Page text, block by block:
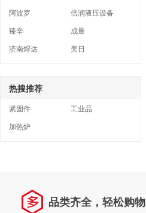
阿波罗
倍润液压设备
臻辛
成量
济南焊达
美日
热搜推荐
紧固件
工业品
加热炉
品类齐全，轻松购物